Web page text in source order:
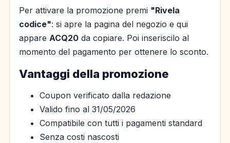
Per attivare la promozione premi "Rivela
codice": si apre la pagina del negozio e qui
appare ACQ20 da copiare. Poi inseriscilo al
momento del pagamento per ottenere lo sconto.
Vantaggi della promozione
Coupon verificato dalla redazione
Valido fino al 31/05/2026
Compatibile con tutti i pagamenti standard
Senza costi nascosti